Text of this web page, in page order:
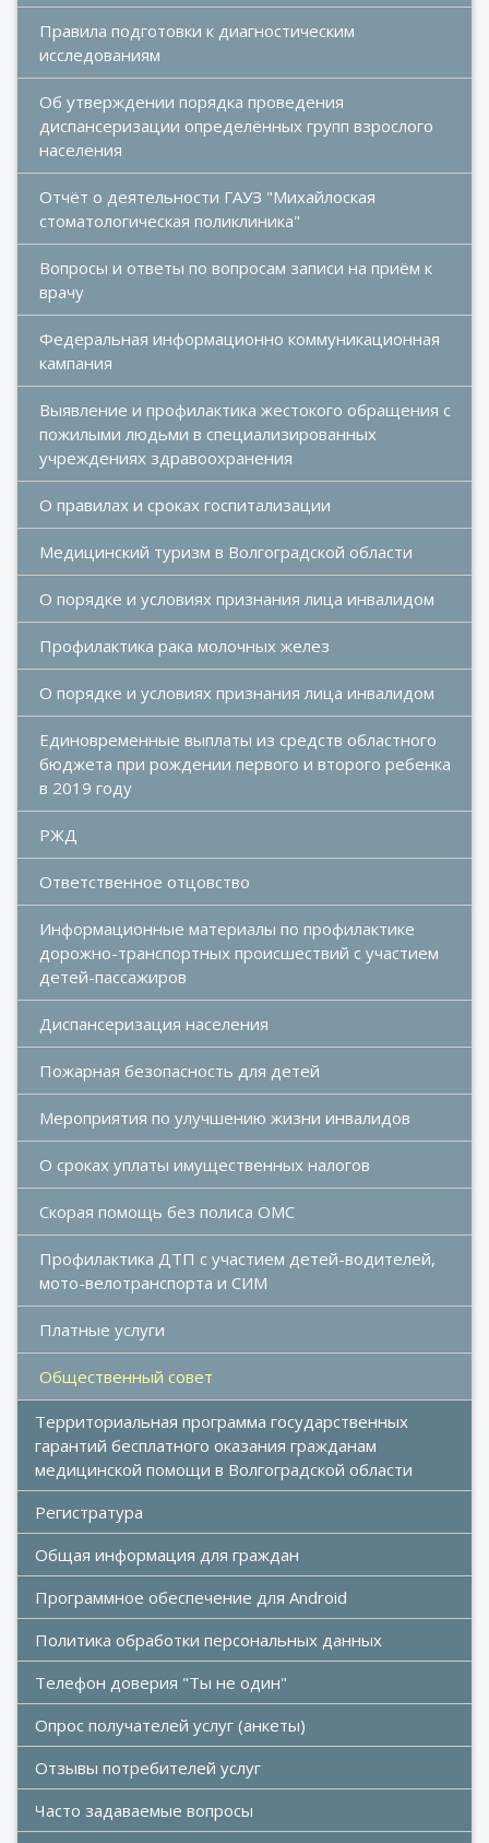
Правила подготовки к диагностическим
исследованиям
Об утверждении порядка проведения
диспансеризации определённых групп взрослого
населения
Отчёт о деятельности ГАУЗ "Михайлоская
стоматологическая поликлиника"
Вопросы и ответы по вопросам записи на приём к
врачу
Федеральная информационно коммуникационная
кампания
Выявление и профилактика жестокого обращения с
пожилыми людьми в специализированных
учреждениях здравоохранения
О правилах и сроках госпитализации
Медицинский туризм в Волгоградской области
О порядке и условиях признания лица инвалидом
Профилактика рака молочных желез
О порядке и условиях признания лица инвалидом
Единовременные выплаты из средств областного
бюджета при рождении первого и второго ребенка
в 2019 году
РЖД
Ответственное отцовство
Информационные материалы по профилактике
дорожно-транспортных происшествий с участием
детей-пассажиров
Диспансеризация населения
Пожарная безопасность для детей
Мероприятия по улучшению жизни инвалидов
О сроках уплаты имущественных налогов
Скорая помощь без полиса ОМС
Профилактика ДТП с участием детей-водителей,
мото-велотранспорта и СИМ
Платные услуги
Общественный совет
Территориальная программа государственных
гарантий бесплатного оказания гражданам
медицинской помощи в Волгоградской области
Регистратура
Общая информация для граждан
Программное обеспечение для Android
Политика обработки персональных данных
Телефон доверия "Ты не один"
Опрос получателей услуг (анкеты)
Отзывы потребителей услуг
Часто задаваемые вопросы